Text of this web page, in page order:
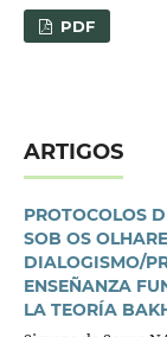
PDF
ARTIGOS
PROTOCOLOS
SOB OS
DIALOGISMO/
ENSEÑANZA
LA TEORÍA